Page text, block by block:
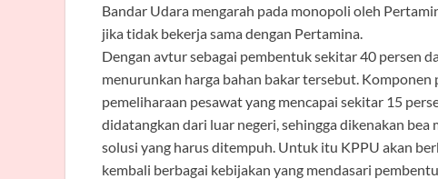
Bandar Udara mengarah pada monopoli oleh
jika tidak bekerja sama dengan Pertamina.
Dengan avtur sebagai pembentuk sekitar 40 persen
menurunkan harga bahan bakar tersebut.
pemeliharaan pesawat yang mencapai sekitar 15
didatangkan dari luar negeri, sehingga dikenakan
solusi yang harus ditempuh. Untuk itu KPPU akan
kembali berbagai kebijakan yang mendasari